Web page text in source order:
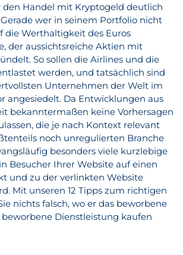
den Handel mit Kryptogeld deutlich
wer in seinem Portfolio nicht
die Werthaltigkeit des Euros
der aussichtsreiche Aktien mit
So sollen die Airlines und die
werden, und tatsächlich sind
Unternehmen der Welt im
angesiedelt. Da Entwicklungen aus
bekanntermaßen keine Vorhersagen
die je nach Kontext relevant
noch unregulierten Branche
besonders viele kurzlebige
Besucher Ihrer Website auf einen
und zu der verlinkten Website
Mit unseren 12 Tipps zum richtigen
nichts falsch, wo er das beworbene
Dienstleistung kaufen